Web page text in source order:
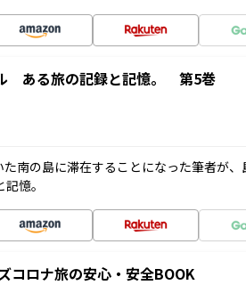
ある旅の記録と記憶。 第5巻
南の島に滞在することになった筆者が
憶。
コロナ旅の安心・安全BOOK